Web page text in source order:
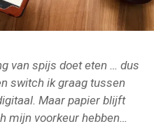
van spijs doet eten … dus
switch ik graag tussen
Maar papier blijft
mijn voorkeur hebben…